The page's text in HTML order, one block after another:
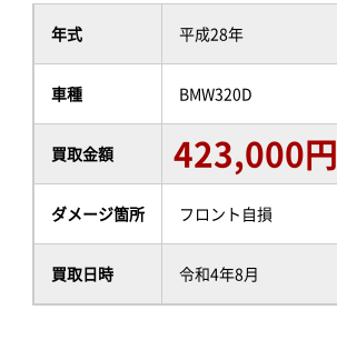
年式 平成28年
車種 BMW320D
買取金額 423,000円
ダメージ箇所 フロント自損
買取日時 令和4年8月